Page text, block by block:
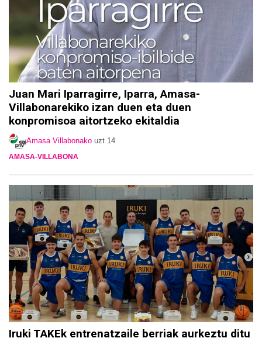
Juan Mari Iparragirre, Iparra, Amasa-
Villabonarekiko izan duen eta duen
konpromisoa aitortzeko ekitaldia
Amasa Villabonako uzt 14
AMASA-VILLABONA
Iruki TAKEk entrenatzaile berriak aurkeztu ditu